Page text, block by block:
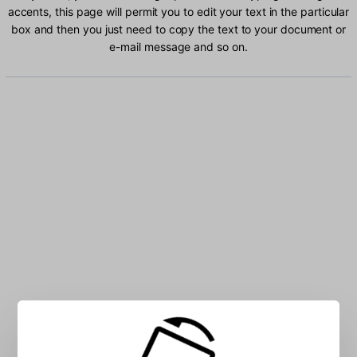
accents, this page will permit you to edit your text in the particular
box and then you just need to copy the text to your document or
e-mail message and so on.
Type Norwegian characters into the box: